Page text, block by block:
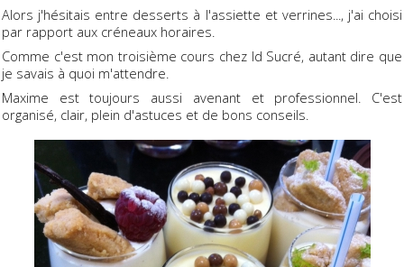
Alors j'hésitais entre desserts à l'assiette et verrines..., j'ai choisi
par rapport aux créneaux horaires.
Comme c'est mon troisième cours chez Id Sucré, autant dire que
je savais à quoi m'attendre.
Maxime est toujours aussi avenant et professionnel. C'est
organisé, clair, plein d'astuces et de bons conseils.